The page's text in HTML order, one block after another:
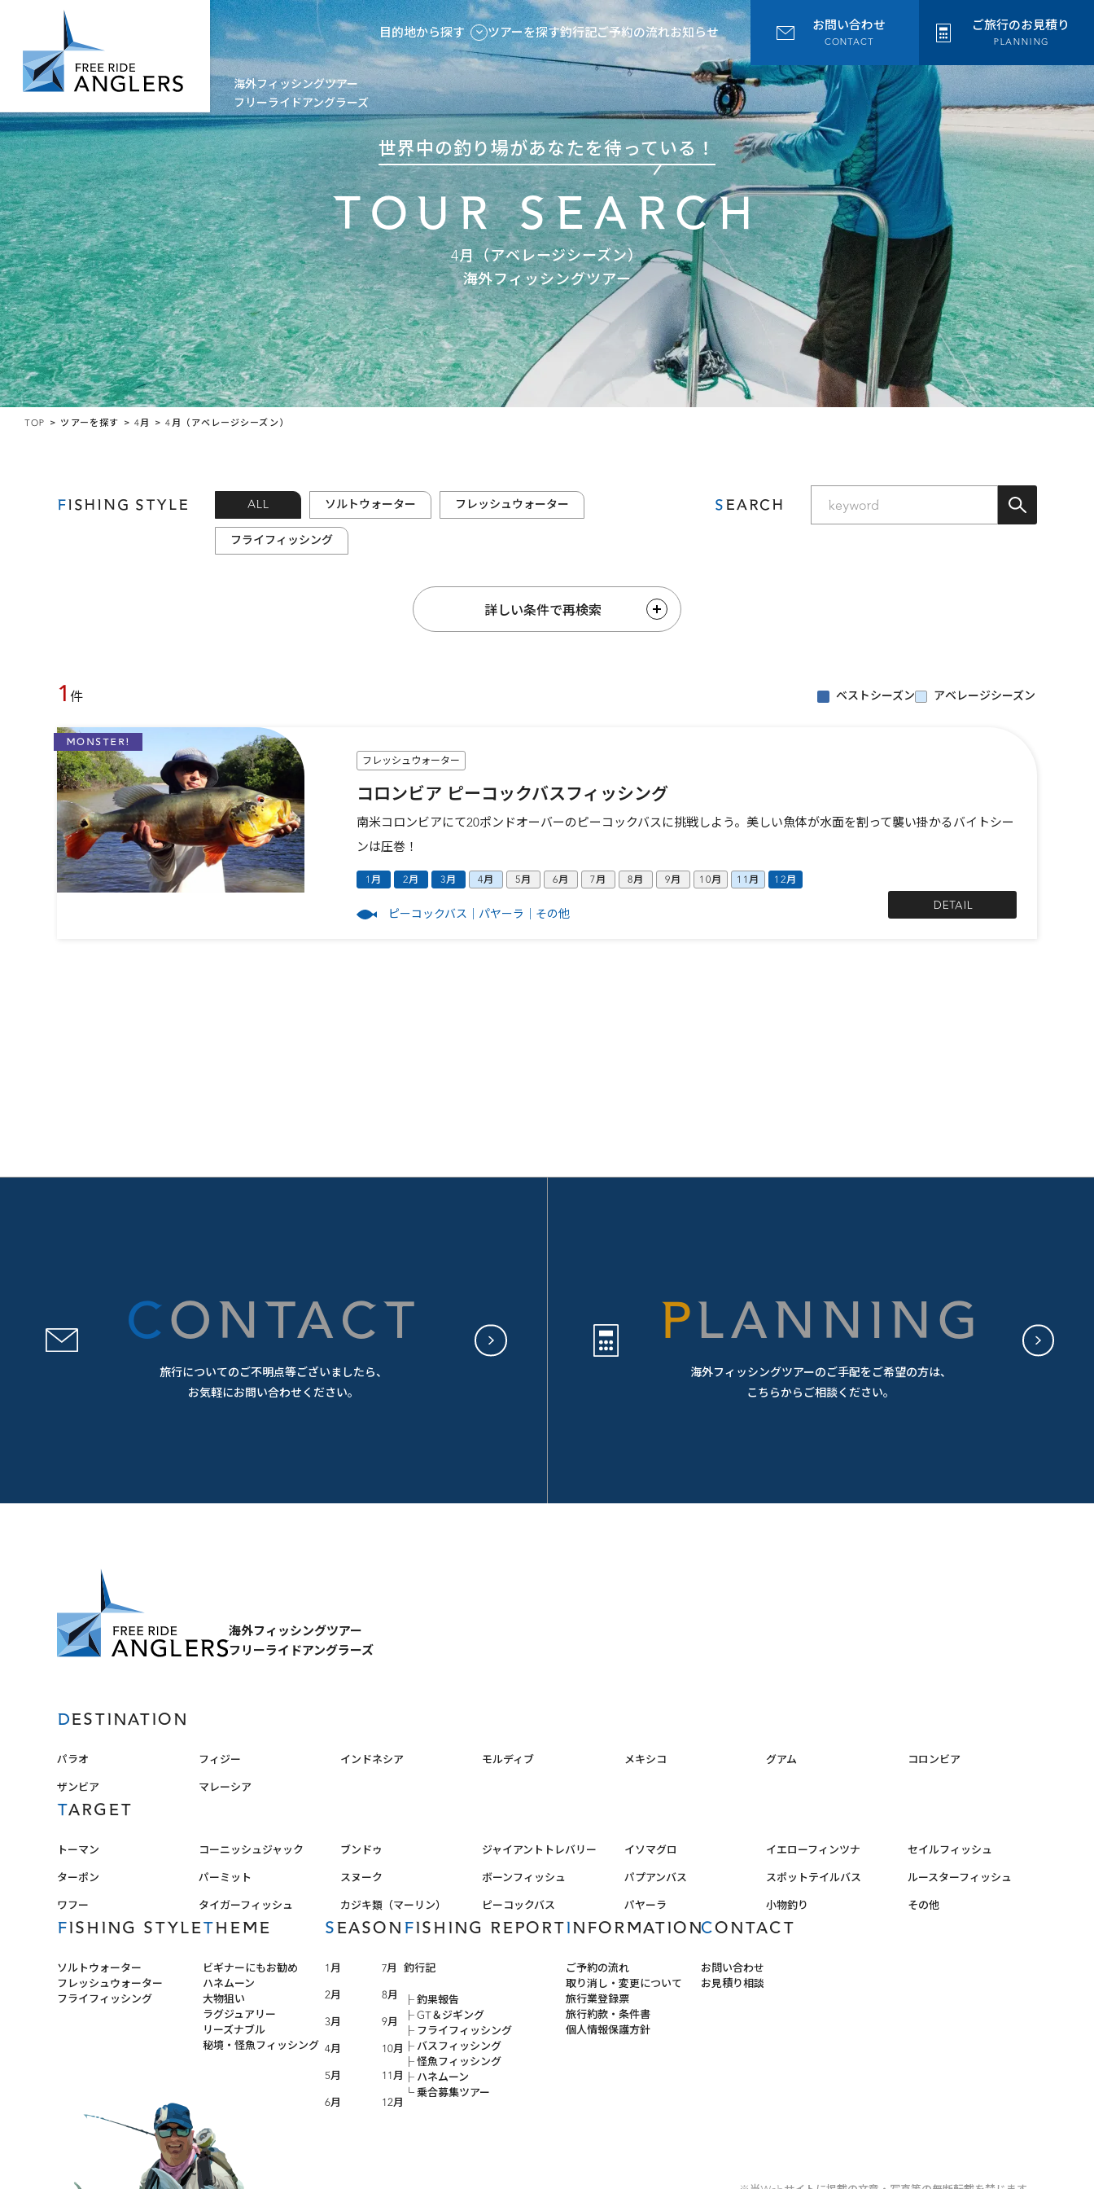
海外フィッシングツアー
フリーライドアングラーズ
目的地から探す ツアーを探す釣行記ご予約の流れお知らせ お問い合わせ
CONTACT
ご旅行のお見積り
PLANNING
世界中の釣り場があなたを待っている！
TOUR SEARCH
4月（アベレージシーズン）
海外フィッシングツアー
TOP ツアーを探す 4月 4月（アベレージシーズン）
FISHING STYLE ALL ソルトウォーター フレッシュウォーター
フライフィッシング
SEARCH
詳しい条件で再検索
1 件 ベストシーズン アベレージシーズン
MONSTER!
フレッシュウォーター
コロンビア ピーコックバスフィッシング
南米コロンビアにて20ポンドオーバーのピーコックバスに挑戦しよう。美しい魚体が水面を割って襲い掛かるバイトシー
ンは圧巻！
1月 2月 3月 4月 5月 6月 7月 8月 9月 10月 11月 12月
ピーコックバス パヤーラ その他
DETAIL
CONTACT
旅行についてのご不明点等ございましたら、
お気軽にお問い合わせください。
PLANNING
海外フィッシングツアーのご手配をご希望の方は、
こちらからご相談ください。
海外フィッシングツアー
フリーライドアングラーズ
DESTINATION
パラオ フィジー インドネシア モルディブ メキシコ グアム
コロンビア
ザンビア
マレーシア
TARGET
トーマン コーニッシュジャック ブンドゥ ジャイアントトレバリー イソマグロ イエローフィンツナ
セイルフィッシュ
ターポン
パーミット スヌーク ボーンフィッシュ パプアンバス スポットテイルバス
ルースターフィッシュ
ワフー
タイガーフィッシュ カジキ類（マーリン） ピーコックバス パヤーラ 小物釣り その他
FISHING STYLE
ソルトウォーター
フレッシュウォーター
フライフィッシング
THEME
ビギナーにもお勧め
ハネムーン
大物狙い
ラグジュアリー
リーズナブル
秘境・怪魚フィッシング
SEASON
1月
2月
3月
4月
5月
6月
7月
8月
9月
10月
11月
12月
FISHING REPORT
釣行記
釣果報告
GT＆ジギング
フライフィッシング
バスフィッシング
怪魚フィッシング
ハネムーン
乗合募集ツアー
INFORMATION
ご予約の流れ
取り消し・変更について
旅行業登録票
旅行約款・条件書
個人情報保護方針
CONTACT
お問い合わせ
お見積り相談